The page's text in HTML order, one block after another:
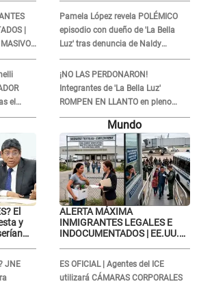
|
el
“Es
“Es un dolor difícil de explicar”
Pamela López revela POLÉMICO
episodio con dueño de 'La Bella
Luz' tras denuncia de Naldy
Saldaña: "Se acercó..."
¡NO LAS PERDONARON!
Integrantes de 'La Bella Luz'
ROMPEN EN LLANTO en pleno
concierto y reciben FUERTES
CRÍTICAS: “La víctima ...”
El
y
JNE
Mundo
ALERTA MÁXIMA
INMIGRANTES LEGALES E
INDOCUMENTADOS | EE.UU.
extranjeros
ES OFICIAL | Agentes del ICE
utilizará CÁMARAS CORPORALES